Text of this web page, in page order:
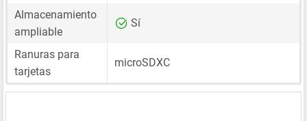
Almacenamiento
ampliable
Sí
Ranuras para
tarjetas
microSDXC